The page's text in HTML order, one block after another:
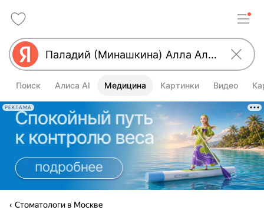
Поиск Алиса AI Медицина Картинки Видео
РЕКЛАМА
Стоматологи в Москве